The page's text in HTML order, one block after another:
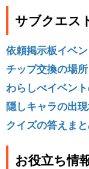
サブクエス
依頼掲示板イベ
チップ交換の場
わらしべイベン
隠しキャラの出
クイズの答えま
お役立ち情